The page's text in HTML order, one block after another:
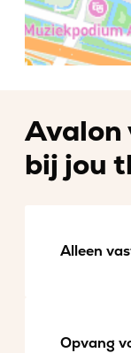
Avalon
bij jou
Alleen
Opvang